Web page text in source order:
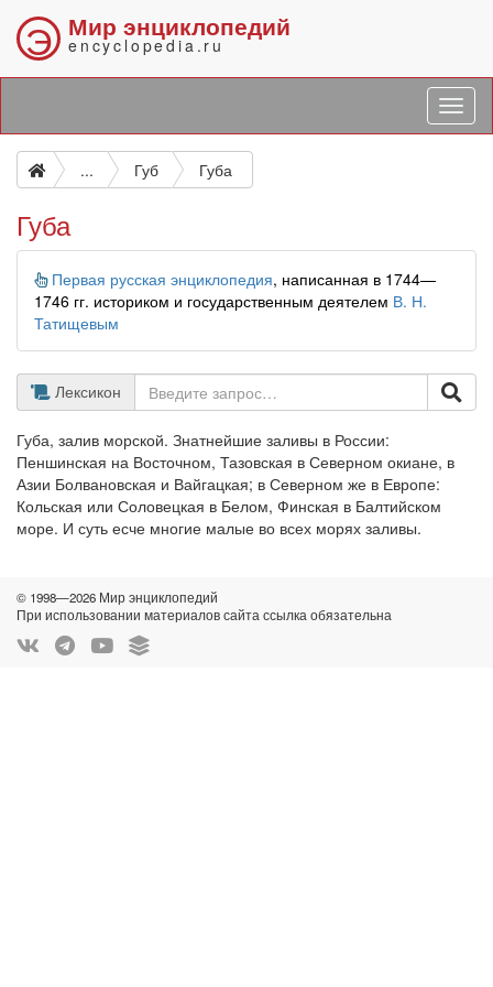
Э Мир энциклопедий
encyclopedia.ru
... Губ Губа
Губа
Информация
Первая русская энциклопедия, написанная в 1744—
1746 гг. историком и государственным деятелем В. Н.
Татищевым
Лексикон
Губа, залив морской. Знатнейшие заливы в России:
Пеншинская на Восточном, Тазовская в Северном окиане, в
Азии Болвановская и Вайгацкая; в Северном же в Европе:
Кольская или Соловецкая в Белом, Финская в Балтийском
море. И суть есче многие малые во всех морях заливы.
© 1998—2026 Мир энциклопедий
При использовании материалов сайта ссылка обязательна